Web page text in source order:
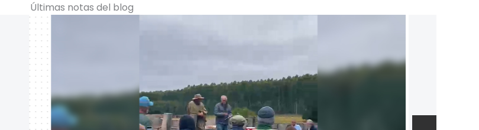
Últimas notas del blog
28 de Abril: Día Mundial de la